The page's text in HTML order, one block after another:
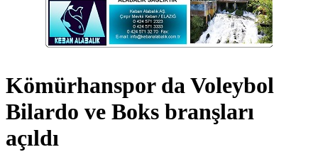
Kömürhanspor da Voleybol
Bilardo ve Boks branşları
açıldı